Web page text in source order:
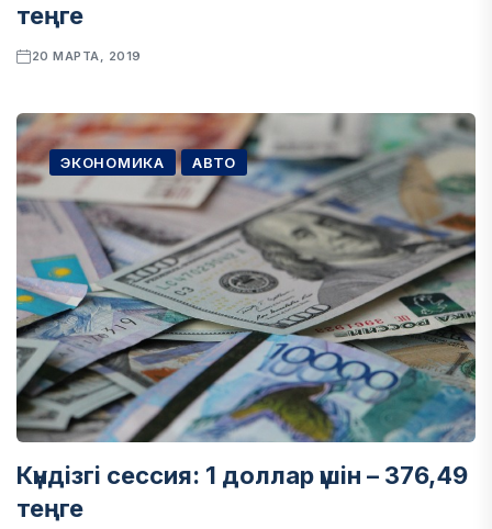
теңге
20 МАРТА, 2019
ЭКОНОМИКА АВТО
Күндізгі сессия: 1 доллар үшін – 376,49
теңге